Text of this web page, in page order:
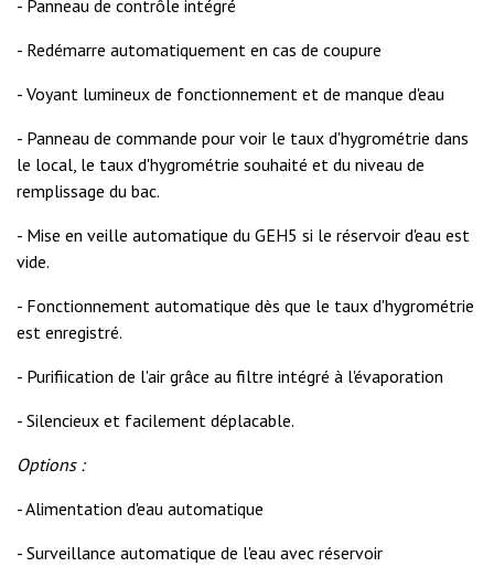
- Panneau de contrôle intégré
- Redémarre automatiquement en cas de coupure
- Voyant lumineux de fonctionnement et de manque d'eau
- Panneau de commande pour voir le taux d'hygrométrie dans
le local, le taux d'hygrométrie souhaité et du niveau de
remplissage du bac.
- Mise en veille automatique du GEH5 si le réservoir d'eau est
vide.
- Fonctionnement automatique dès que le taux d'hygrométrie
est enregistré.
- Purifiication de l'air grâce au filtre intégré à l'évaporation
- Silencieux et facilement déplacable.
Options :
- Alimentation d'eau automatique
- Surveillance automatique de l'eau avec réservoir